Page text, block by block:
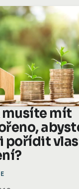
musíte mít
pořídit